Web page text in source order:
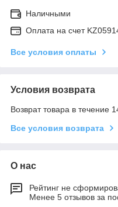
Наличными
Оплата на счет
Все условия оплаты
Условия возврата
Возврат товара в течение
Все условия возврата
О нас
Рейтинг не
Менее 5 отзывов за